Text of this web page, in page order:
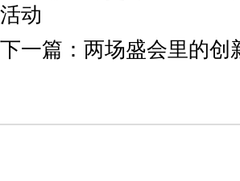
活动
下一篇： 两场盛会里的创